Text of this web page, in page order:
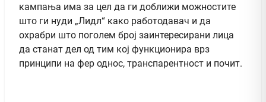
кампања има за цел да ги доближи можностите
што ги нуди „Лидл“ како работодавач и да
охрабри што поголем број заинтересирани лица
да станат дел од тим кој функционира врз
принципи на фер однос, транспарентност и почит.